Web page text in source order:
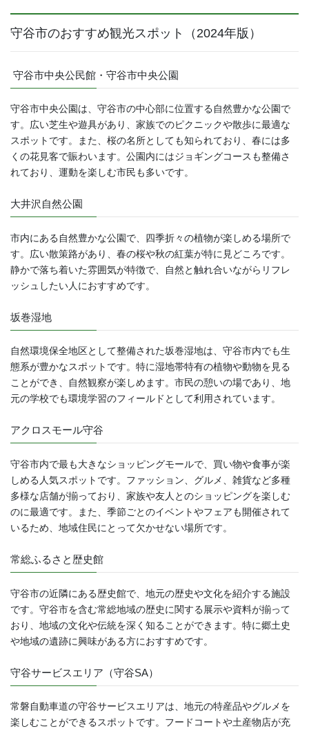
守谷市のおすすめ観光スポット（ 2024年版）
守谷市中央公民館・守谷市中央公園
守谷市中央公園は、守谷市の中心部に位置する自然豊かな公園で
す。広い芝生や遊具があり、家族でのピクニックや散歩に最適な
スポットです。また、桜の名所としても知られており、春には多
くの花見客で賑わいます。公園内にはジョギングコースも整備さ
れており、運動を楽しむ市民も多いです。
大井沢自然公園
市内にある自然豊かな公園で、四季折々の植物が楽しめる場所で
す。広い散策路があり、春の桜や秋の紅葉が特に見どころです。
静かで落ち着いた雰囲気が特徴で、自然と触れ合いながらリフレ
ッシュしたい人におすすめです。
坂巻湿地
自然環境保全地区として整備された坂巻湿地は、守谷市内でも生
態系が豊かなスポットです。特に湿地帯特有の植物や動物を見る
ことができ、自然観察が楽しめます。市民の憩いの場であり、地
元の学校でも環境学習のフィールドとして利用されています。
アクロスモール守谷
守谷市内で最も大きなショッピングモールで、買い物や食事が楽
しめる人気スポットです。ファッション、グルメ、雑貨など多種
多様な店舗が揃っており、家族や友人とのショッピングを楽しむ
のに最適です。また、季節ごとのイベントやフェアも開催されて
いるため、地域住民にとって欠かせない場所です。
常総ふるさと歴史館
守谷市の近隣にある歴史館で、地元の歴史や文化を紹介する施設
です。守谷市を含む常総地域の歴史に関する展示や資料が揃って
おり、地域の文化や伝統を深く知ることができます。特に郷土史
や地域の遺跡に興味がある方におすすめです。
守谷サービスエリア（守谷SA）
常磐自動車道の守谷サービスエリアは、地元の特産品やグルメを
楽しむことができるスポットです。フードコートや土産物店が充